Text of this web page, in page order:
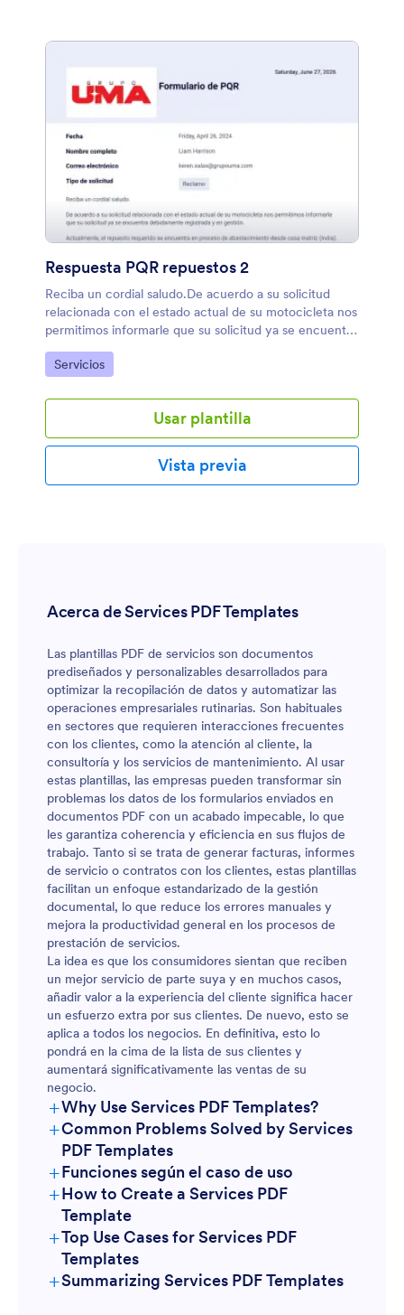
Respuesta PQR repuestos 2
Reciba un cordial saludo.De acuerdo a su solicitud
relacionada con el estado actual de su motocicleta nos
permitimos informarle que su solicitud ya se encuentra
debidamente registrada y en gestión. Actualmente, el
repuesto requerido se encuentra en proceso de
reciba en nuestro inventario, se procederá de manera
prioritaria con su asignación al centro de servicio
correspondiente, para continuar con el proceso de
reparación. Tan pronto se cuente con la disponibilidad
del repuesto y se realice la intervención respectiva, el
o reiterada que haga procedente el cambio del
vehículo o la devolución del dinero. En consecuencia,
de acuerdo con la normativa vigente y los lineamientos
del fabricante. Para GRUPO UMA la satisfacción de
nuestros clientes es fundamental. Por ello,
continuaremos atentos a cualquier requerimiento
adicional y brindaremos el acompañamiento necesario
a través de nuestra red de centros de servicio
autorizados. Cordialmente; Departamento de servicios
postventa Grupo UMA.
Ir a Categoría:
Servicios
Usar plantilla
Vista previa
Acerca de Services PDF Templates
Las plantillas PDF de servicios son documentos
prediseñados y personalizables desarrollados para
optimizar la recopilación de datos y automatizar las
operaciones empresariales rutinarias. Son habituales
en sectores que requieren interacciones frecuentes
con los clientes, como la atención al cliente, la
consultoría y los servicios de mantenimiento. Al usar
estas plantillas, las empresas pueden transformar sin
problemas los datos de los formularios enviados en
documentos PDF con un acabado impecable, lo que
les garantiza coherencia y eficiencia en sus flujos de
trabajo. Tanto si se trata de generar facturas, informes
de servicio o contratos con los clientes, estas plantillas
facilitan un enfoque estandarizado de la gestión
documental, lo que reduce los errores manuales y
mejora la productividad general en los procesos de
prestación de servicios.
La idea es que los consumidores sientan que reciben
un mejor servicio de parte suya y en muchos casos,
añadir valor a la experiencia del cliente significa hacer
un esfuerzo extra por sus clientes. De nuevo, esto se
aplica a todos los negocios. En definitiva, esto lo
pondrá en la cima de la lista de sus clientes y
aumentará significativamente las ventas de su
negocio.
+Why Use Services PDF Templates?
Contratos de Servicio:
+Common Problems Solved by Services
PDF Templates
+Funciones según el caso de uso
+How to Create a Services PDF
Template
+Top Use Cases for Services PDF
Templates
For Managers
+Summarizing Services PDF Templates